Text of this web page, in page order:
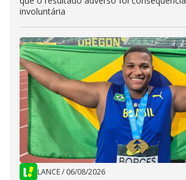
involuntária
LANCE/ 06/08/2026